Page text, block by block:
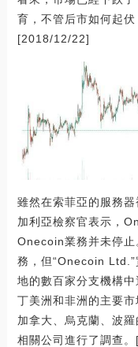
育，不管后市如何起伏
[2018/12/22]
雖然在索菲亞的服務
加利亞檢察官表示，
Onecoin業務并未停止
務，但“Onecoin
地的數百家分支機構
丁美洲和非洲的主要市
加拿大、烏克蘭、波
相關公司進行了調查